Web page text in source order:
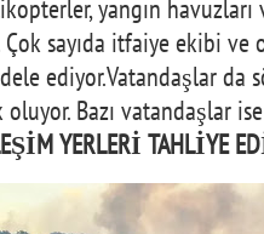
yangın
Çok sayıda itfaiye ekibi
ediyor.Vatandaşlar da
Bazı vatandaşlar
YERLERİ TAHLİYE